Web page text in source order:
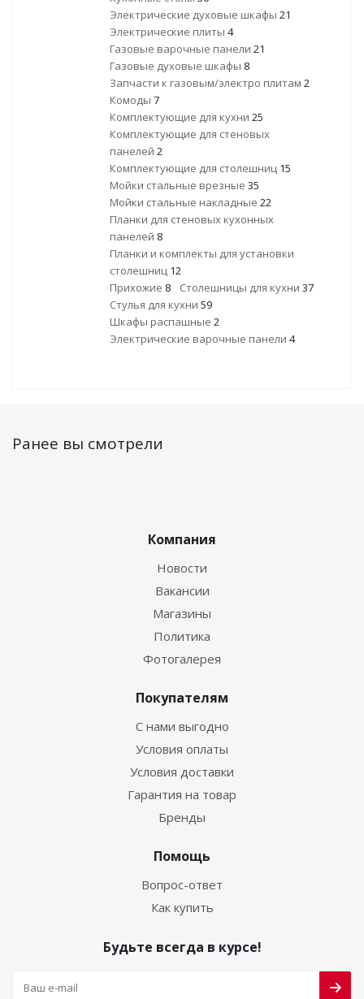
Электрические духовые шкафы 21
Электрические плиты 4
Газовые варочные панели 21
Газовые духовые шкафы 8
Запчасти к газовым/электро плитам 2
Комоды 7
Комплектующие для кухни 25
Комплектующие для стеновых
панелей 2
Комплектующие для столешниц 15
Мойки стальные врезные 35
Мойки стальные накладные 22
Планки для стеновых кухонных
панелей 8
Планки и комплекты для установки
столешниц 12
Прихожие 8 Столешницы для кухни 37
Стулья для кухни 59
Шкафы распашные 2
Электрические варочные панели 4
Ранее вы смотрели
Компания
Новости
Вакансии
Магазины
Политика
Фотогалерея
Покупателям
С нами выгодно
Условия оплаты
Условия доставки
Гарантия на товар
Бренды
Помощь
Вопрос-ответ
Как купить
Будьте всегда в курсе!